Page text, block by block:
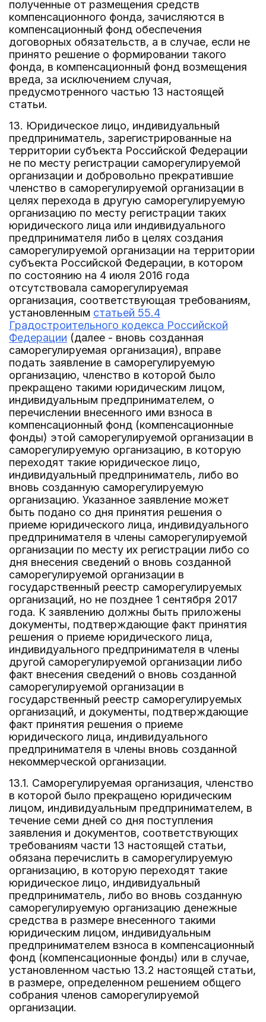
полученные от размещения средств
компенсационного фонда, зачисляются в
компенсационный фонд обеспечения
договорных обязательств, а в случае, если не
принято решение о формировании такого
фонда, в компенсационный фонд возмещения
вреда, за исключением случая,
предусмотренного частью 13 настоящей
статьи.
13. Юридическое лицо, индивидуальный
предприниматель, зарегистрированные на
территории субъекта Российской Федерации
не по месту регистрации саморегулируемой
организации и добровольно прекратившие
членство в саморегулируемой организации в
целях перехода в другую саморегулируемую
организацию по месту регистрации таких
юридического лица или индивидуального
предпринимателя либо в целях создания
саморегулируемой организации на территории
субъекта Российской Федерации, в котором
по состоянию на 4 июля 2016 года
отсутствовала саморегулируемая
организация, соответствующая требованиям,
установленным статьей 55.4
Градостроительного кодекса Российской
Федерации (далее - вновь созданная
саморегулируемая организация), вправе
подать заявление в саморегулируемую
организацию, членство в которой было
прекращено такими юридическим лицом,
индивидуальным предпринимателем, о
перечислении внесенного ими взноса в
компенсационный фонд (компенсационные
фонды) этой саморегулируемой организации в
саморегулируемую организацию, в которую
переходят такие юридическое лицо,
индивидуальный предприниматель, либо во
вновь созданную саморегулируемую
организацию. Указанное заявление может
быть подано со дня принятия решения о
приеме юридического лица, индивидуального
предпринимателя в члены саморегулируемой
организации по месту их регистрации либо со
дня внесения сведений о вновь созданной
саморегулируемой организации в
государственный реестр саморегулируемых
организаций, но не позднее 1 сентября 2017
года. К заявлению должны быть приложены
документы, подтверждающие факт принятия
решения о приеме юридического лица,
индивидуального предпринимателя в члены
другой саморегулируемой организации либо
факт внесения сведений о вновь созданной
саморегулируемой организации в
государственный реестр саморегулируемых
организаций, и документы, подтверждающие
факт принятия решения о приеме
юридического лица, индивидуального
предпринимателя в члены вновь созданной
некоммерческой организации.
13.1. Саморегулируемая организация, членство
в которой было прекращено юридическим
лицом, индивидуальным предпринимателем, в
течение семи дней со дня поступления
заявления и документов, соответствующих
требованиям части 13 настоящей статьи,
обязана перечислить в саморегулируемую
организацию, в которую переходят такие
юридическое лицо, индивидуальный
предприниматель, либо во вновь созданную
саморегулируемую организацию денежные
средства в размере внесенного такими
юридическим лицом, индивидуальным
предпринимателем взноса в компенсационный
фонд (компенсационные фонды) или в случае,
установленном частью 13.2 настоящей статьи,
в размере, определенном решением общего
собрания членов саморегулируемой
организации.